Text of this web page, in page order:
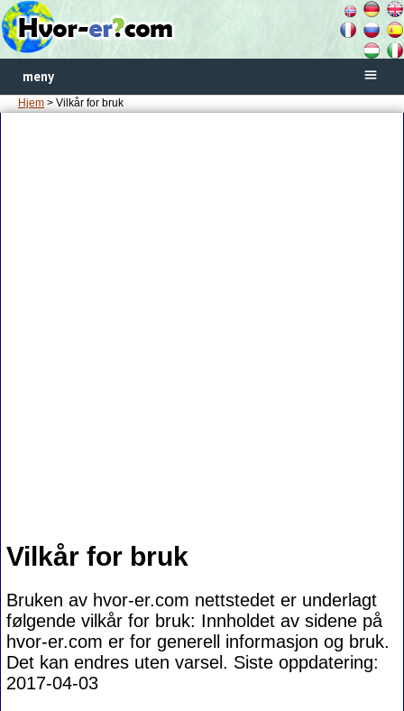
meny
Hjem > Vilkår for bruk
Vilkår for bruk
Bruken av hvor-er.com nettstedet er underlagt
følgende vilkår for bruk: Innholdet av sidene på
hvor-er.com er for generell informasjon og bruk.
Det kan endres uten varsel. Siste oppdatering:
2017-04-03